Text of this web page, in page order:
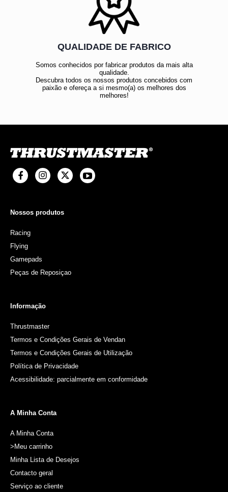
QUALIDADE DE FABRICO
Somos conhecidos por fabricar produtos da mais alta
qualidade.
Descubra todos os nossos produtos concebidos com
paixão e ofereça a si mesmo(a) os melhores dos
melhores!
Nossos produtos
Racing
Flying
Gamepads
Peças de Reposiçao
Informação
Thrustmaster
Termos e Condições Gerais de Vendan
Termos e Condições Gerais de Utilização
Política de Privacidade
Acessibilidade: parcialmente em conformidade
A Minha Conta
A Minha Conta
>Meu carrinho
Minha Lista de Desejos
Contacto geral
Serviço ao cliente